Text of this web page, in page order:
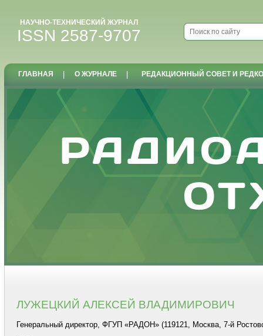
НАУЧНО-ТЕХНИЧЕСКИЙ ЖУРНАЛ
ISSN 2587-9707
ГЛАВНАЯ О ЖУРНАЛЕ РЕДАКЦИОННЫЙ СОВЕТ И
ЛУЖЕЦКИЙ АЛЕКСЕЙ ВЛАДИМИРОВИЧ
Генеральный директор, ФГУП «РАДОН» (119121, Москва, 7-й